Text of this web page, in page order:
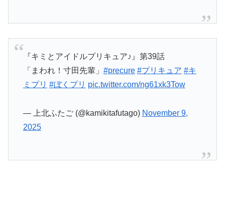
『キミとアイドルプリキュア♪』第39話
「まわれ！寸田先輩」 #precure #プリキュア #キ
ミプリ #ぼくプリ pic.twitter.com/ng61xk3Tow
— 上北ふたご (@kamikitafutago) November 9,
2025